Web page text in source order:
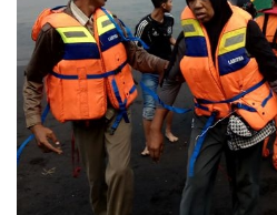
Uji Coba Program NADI JKN